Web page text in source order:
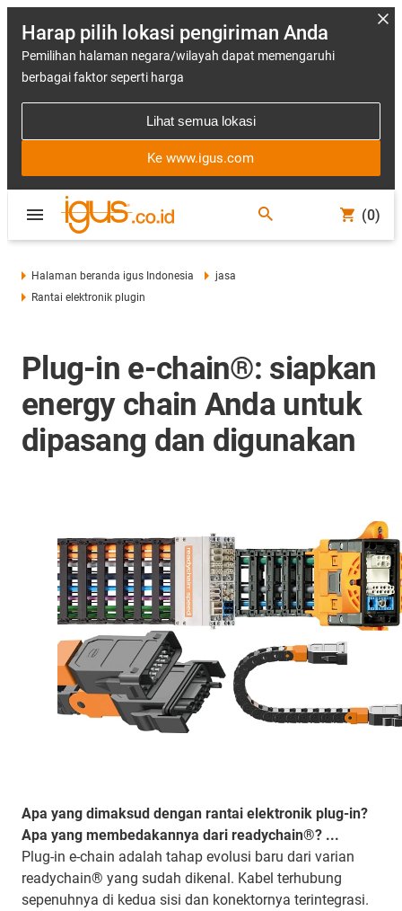
Harap pilih lokasi pengiriman Anda
Pemilihan halaman negara/wilayah dapat memengaruhi
berbagai faktor seperti harga
Lihat semua lokasi
Ke www.igus.com
(0)
Halaman beranda igus Indonesia
jasa
Rantai elektronik plugin
Plug-in e-chain®: siapkan
energy chain Anda untuk
dipasang dan digunakan
Apa yang dimaksud dengan rantai elektronik plug-in?
Apa yang membedakannya dari readychain®? ...
Plug-in e-chain adalah tahap evolusi baru dari varian
readychain® yang sudah dikenal. Kabel terhubung
sepenuhnya di kedua sisi dan konektornya terintegrasi.